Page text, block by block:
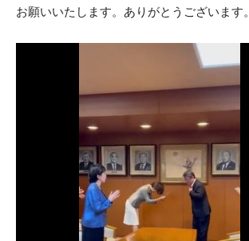
お願いいたします。ありがとうございます。